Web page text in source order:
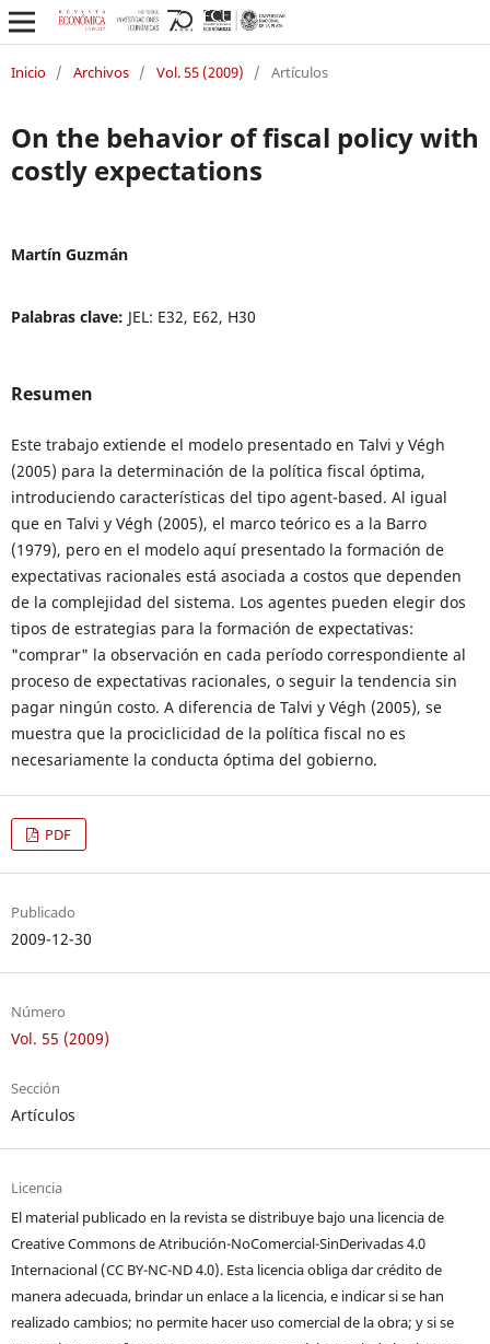
Inicio / Archivos / Vol. 55 (2009) / Artículos
On the behavior of fiscal policy with
costly expectations
Martín Guzmán
Palabras clave: JEL: E32, E62, H30
Resumen
Este trabajo extiende el modelo presentado en Talvi y Végh
(2005) para la determinación de la política fiscal óptima,
introduciendo características del tipo agent-based. Al igual
que en Talvi y Végh (2005), el marco teórico es a la Barro
(1979), pero en el modelo aquí presentado la formación de
expectativas racionales está asociada a costos que dependen
de la complejidad del sistema. Los agentes pueden elegir dos
tipos de estrategias para la formación de expectativas:
"comprar" la observación en cada período correspondiente al
proceso de expectativas racionales, o seguir la tendencia sin
pagar ningún costo. A diferencia de Talvi y Végh (2005), se
muestra que la prociclicidad de la política fiscal no es
necesariamente la conducta óptima del gobierno.
PDF
Publicado
2009-12-30
Número
Vol. 55 (2009)
Sección
Artículos
Licencia
El material publicado en la revista se distribuye bajo una licencia de
Creative Commons de Atribución-NoComercial-SinDerivadas 4.0
Internacional (CC BY-NC-ND 4.0). Esta licencia obliga dar crédito de
manera adecuada, brindar un enlace a la licencia, e indicar si se han
realizado cambios; no permite hacer uso comercial de la obra; y si se